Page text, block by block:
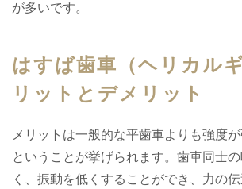
が多いです。
はすば歯車（ヘリカル
リットとデメリット
メリットは一般的な平歯車よりも強度
ということが挙げられます。歯車同士
く、振動を低くすることができ、力の